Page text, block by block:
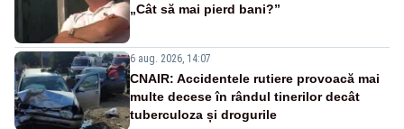
„Cât să mai pierd bani?”
6 aug. 2026, 14:07
CNAIR: Accidentele rutiere provoacă mai
multe decese în rândul tinerilor decât
tuberculoza și drogurile